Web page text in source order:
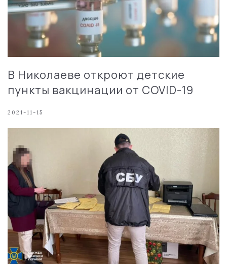
В Николаеве откроют детские
пункты вакцинации от COVID-19
2021-11-15